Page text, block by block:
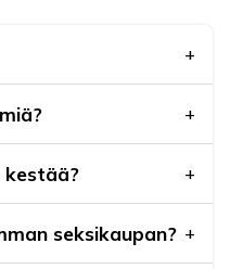
kestää?
seksikaupan?